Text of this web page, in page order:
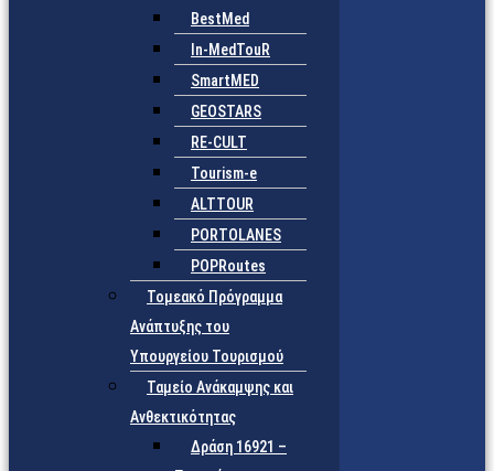
BestMed
In-MedTouR
SmartMED
GEOSTARS
RE-CULT
Tourism-e
ALTTOUR
PORTOLANES
POPRoutes
Τομεακό Πρόγραμμα
Ανάπτυξης του
Υπουργείου Τουρισμού
Ταμείο Ανάκαμψης και
Ανθεκτικότητας
Δράση 16921 –